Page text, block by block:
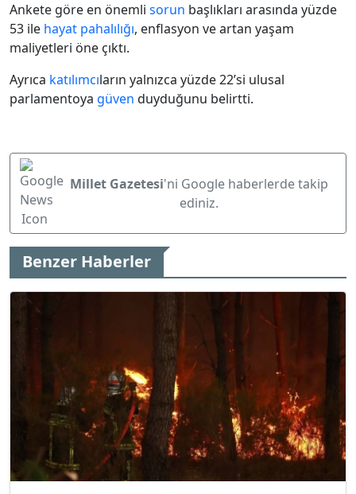
Ankete göre en önemli sorun başlıkları arasında yüzde
53 ile hayat pahalılığı, enflasyon ve artan yaşam
maliyetleri öne çıktı.
Ayrıca katılımcıların yalnızca yüzde 22’si ulusal
parlamentoya güven duyduğunu belirtti.
Millet Gazetesi'ni Google haberlerde takip
ediniz.
Benzer Haberler